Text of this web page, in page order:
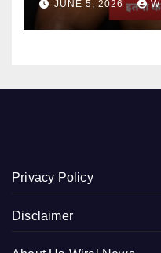
JUNE 5, 2026
Privacy Policy
Disclaimer